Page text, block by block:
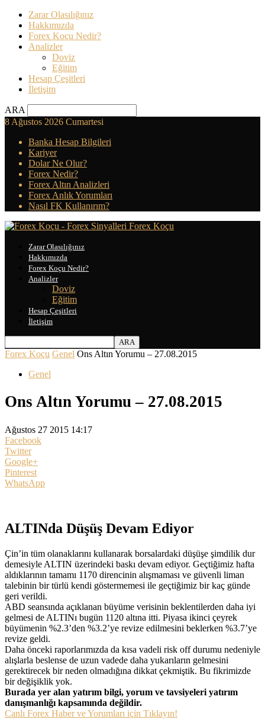
Zarar Olasılığınız
Hakkımızda
Forex Koçu Nedir?
Analizler
Doviz
Eğitim
Hesap Çeşitleri
İletişim
ARA
8 Ağustos 2026 Cumartesi
Banka Hesap Bilgileri
Kariyer
Dolar Ne Olur?
Forex Nedir?
Forex Altın Analizleri
Forex Anlık Yorumları
Nasıl FK Kullanırım?
Forex Koçu
Zarar Olasılığınız
Hakkımızda
Forex Koçu Nedir?
Analizler
Doviz
Eğitim
Hesap Çeşitleri
İletişim
Forex Koçu Genel Ons Altın Yorumu – 27.08.2015
Genel
Ons Altın Yorumu – 27.08.2015
Ağustos 27 2015 14:17
Facebook
Twitter
Google+
Pinterest
WhatsApp
ALTINda Düşüş Devam Ediyor
Çin’in tüm olanaklarını kullanarak borsalardaki düşüşe şimdilik dur
demesiyle ALTIN üzerindeki baskı devam ediyor. Geçtiğimiz hafta
aldıklarının tamamı 1170 direncinin alışmaması ve güvenli liman
talebinin bir türlü kendi göstermemesi ile geçtiğimiz bir kaç günde
geri verildi.
ABD seansında açıklanan büyüme verisinin beklentilerden daha iyi
gelmesi de ALTINı bugün 1120 altına itti. Piyasa ikinci çeyrek
büyümenin %2.3’den %3.2’ye revize edilmesini beklerken %3.7’ye
revize geldi.
Daha önceki raporlarımızda da kısa vadeli risk off durumu nedeniyle
alışlarla beslense de uzun vadede daha yukarıların gelmesini
gerektirecek bir neden olmadığına dikkat çekmiştik. Bu fikrimizde
bir değişiklik yok.
Burada yer alan yatırım bilgi, yorum ve tavsiyeleri yatırım
danışmanlığı kapsamında değildir.
Canlı Forex Haber ve Yorumları için Tıklayın!